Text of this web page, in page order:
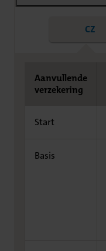
CZ
Aanvullende
verzekering
Start
Basis